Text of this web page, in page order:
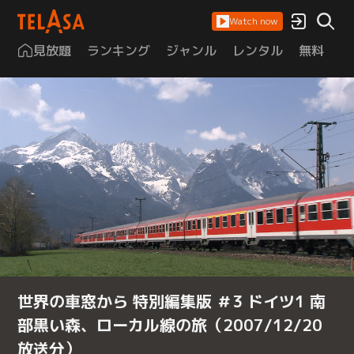
Watch now
見放題 ランキング ジャンル レンタル 無料
世界の車窓から 特別編集版 ＃3 ドイツ1 南
部黒い森、ローカル線の旅（2007/12/20
放送分）